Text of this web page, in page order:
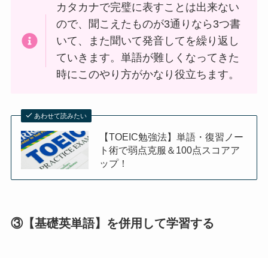
カタカナで完璧に表すことは出来ない
ので、聞こえたものが3通りなら3つ書
いて、また聞いて発音してを繰り返し
ていきます。単語が難しくなってきた
時にこのやり方がかなり役立ちます。
あわせて読みたい
【TOEIC勉強法】単語・復習ノー
ト術で弱点克服＆100点スコアア
ップ！
③【基礎英単語】を併用して学習する